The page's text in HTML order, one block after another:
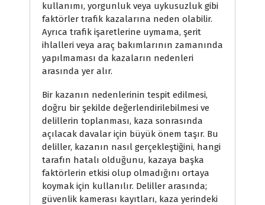
kullanımı, yorgunluk veya uykusuzluk gibi
faktörler trafik kazalarına neden olabilir.
Ayrıca trafik işaretlerine uymama, şerit
ihlalleri veya araç bakımlarının zamanında
yapılmaması da kazaların nedenleri
arasında yer alır.
Bir kazanın nedenlerinin tespit edilmesi,
doğru bir şekilde değerlendirilebilmesi ve
delillerin toplanması, kaza sonrasında
açılacak davalar için büyük önem taşır. Bu
deliller, kazanın nasıl gerçekleştiğini, hangi
tarafın hatalı olduğunu, kazaya başka
faktörlerin etkisi olup olmadığını ortaya
koymak için kullanılır. Deliller arasında;
güvenlik kamerası kayıtları, kaza yerindeki